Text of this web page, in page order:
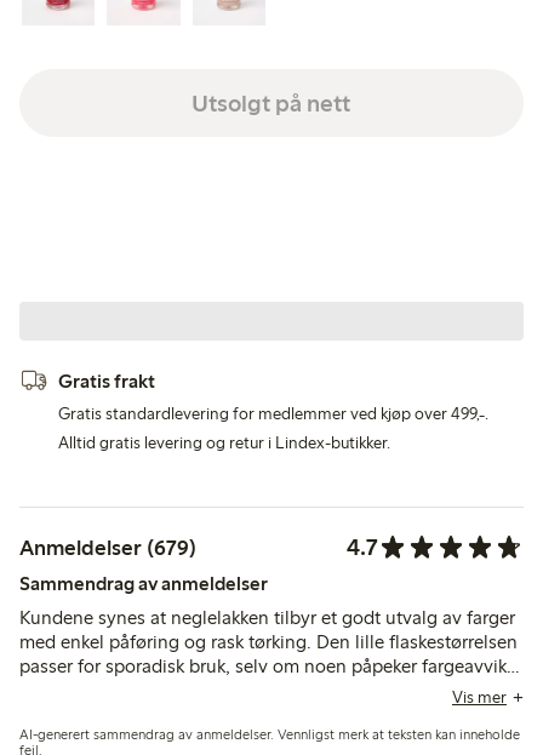
Utsolgt på nett
Gratis frakt
Gratis standardlevering for medlemmer ved kjøp over 499,-.
Alltid gratis levering og retur i Lindex-butikker.
Anmeldelser (679) 4.7
Sammendrag av anmeldelser
Kundene synes at neglelakken tilbyr et godt utvalg av farger
med enkel påføring og rask tørking. Den lille flaskestørrelsen
passer for sporadisk bruk, selv om noen påpeker fargeavvik
Vis mer
AI-generert sammendrag av anmeldelser. Vennligst merk at teksten kan inneholde
feil.